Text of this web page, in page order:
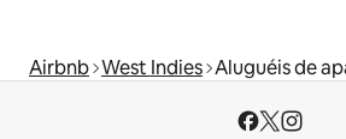
Airbnb West Indies Aluguéis de